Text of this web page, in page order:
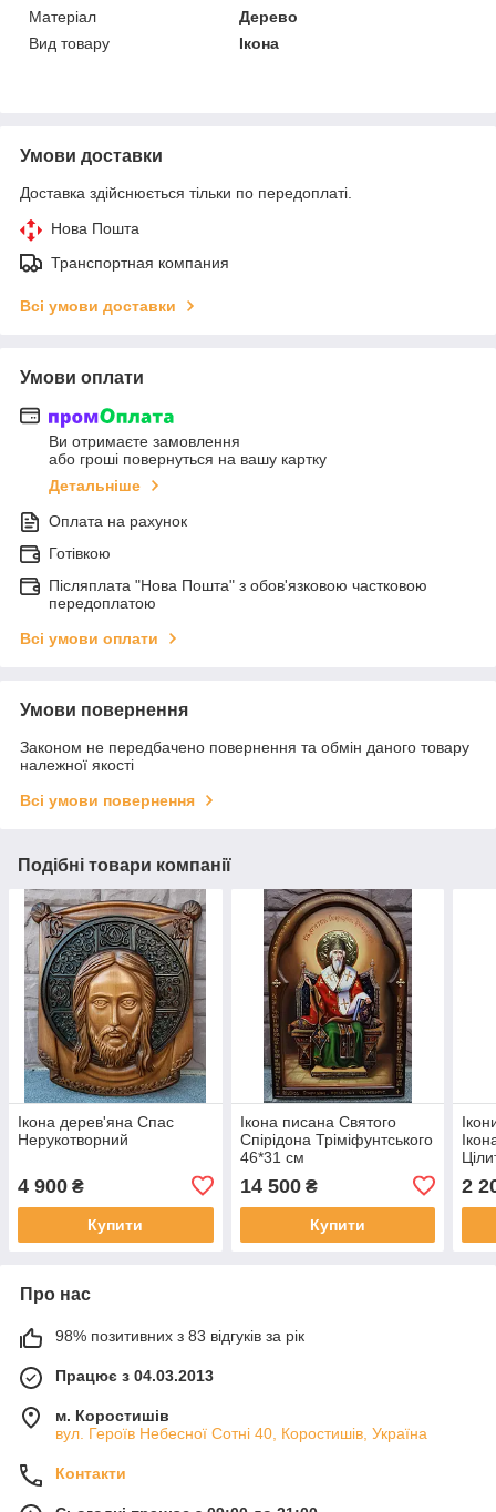
Матеріал
Дерево
Вид товару
Ікона
Умови доставки
Доставка здійснюється тільки по передоплаті.
Нова Пошта
Транспортная компания
Всі умови доставки
Умови оплати
Ви отримаєте замовлення
або гроші повернуться на вашу картку
Детальніше
Оплата на рахунок
Готівкою
Післяплата "Нова Пошта" з обов'язковою частковою
передоплатою
Всі умови оплати
Умови повернення
Законом не передбачено повернення та обмін даного товару
належної якості
Всі умови повернення
Подібні товари компанії
Ікона дерев'яна Спас
Нерукотворний
4 900 ₴
Купити
Ікона писана Святого
Спірідона Тріміфунтського
46*31 см
14 500₴
Купити
2
Про нас
98% позитивних з 83 відгуків за рік
Працює з 04.03.2013
м. Коростишів
вул. Героїв Небесної Сотні 40, Коростишів, Україна
Контакти